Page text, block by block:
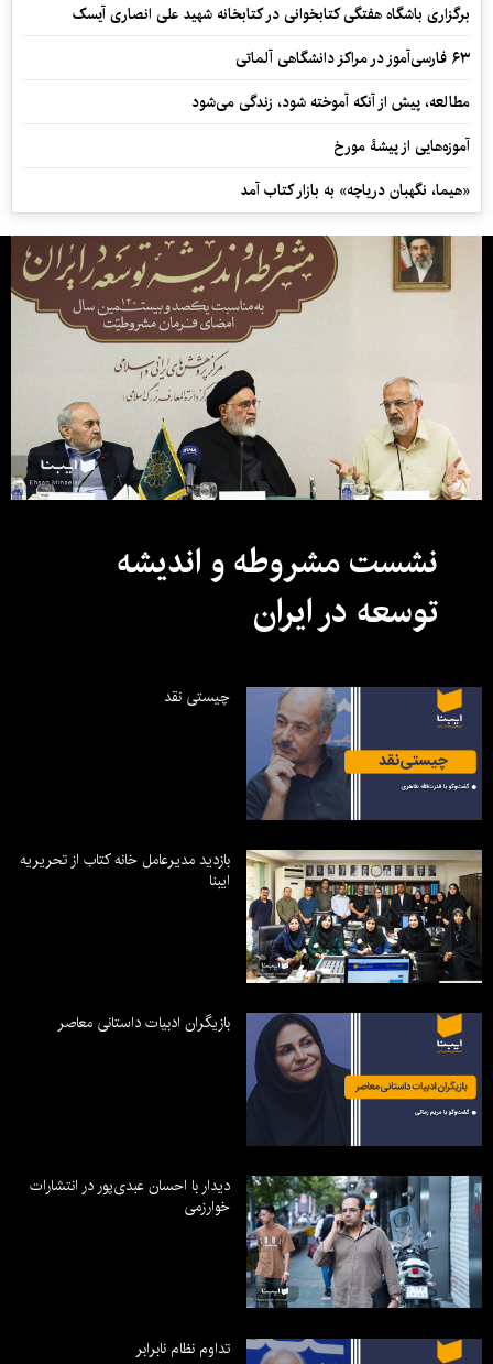
برگزاری باشگاه هفتگی کتابخوانی در کتابخانه شهید علی انصاری آیسک
۶۳ فارسی‌آموز در مراکز دانشگاهی آلماتی
مطالعه، پیش از آنکه آموخته شود، زندگی می‌شود
آموزه‌هایی از پیشۀ مورخ
«هیما، نگهبان دریاچه» به بازار کتاب آمد
نشست مشروطه و اندیشه
توسعه در ایران
چیستی نقد
بازدید مدیرعامل خانه کتاب از تحریریه
ایبنا
بازیگران ادبیات داستانی معاصر
دیدار با احسان عبدی‌پور در انتشارات
خوارزمی
تداوم نظام نابرابر